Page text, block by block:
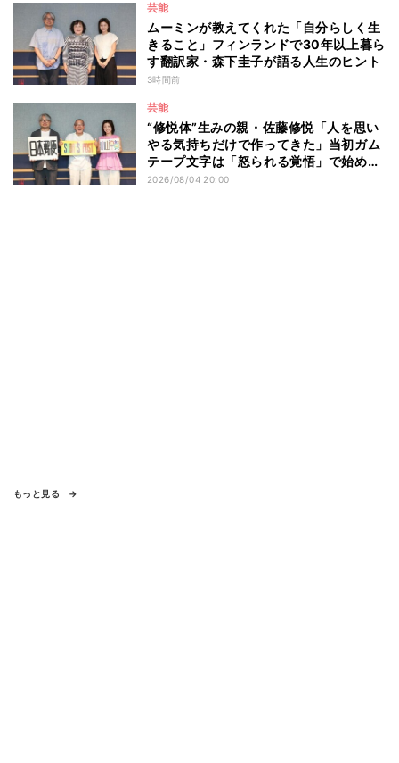
芸能
ムーミンが教えてくれた「自分らしく生
きること」フィンランドで30年以上暮ら
す翻訳家・森下圭子が語る人生のヒント
3時間前
芸能
“修悦体”生みの親・佐藤修悦「人を思い
やる気持ちだけで作ってきた」当初ガム
テープ文字は「怒られる覚悟」で始め
た？
2026/08/04 20:00
もっと見る